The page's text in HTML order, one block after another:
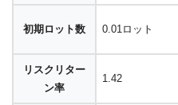
初期ロット数 0.01ロット
リスクリター
ン率
1.42